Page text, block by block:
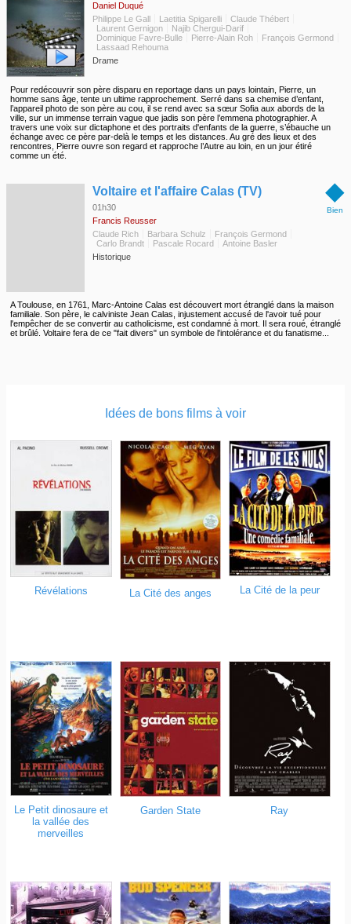
Daniel Duqué
Philippe Le Gall
Laetitia Spigarelli
Claude Thébert
Laurent Gernigon
Najib Chergui-Darif
Dominique Favre-Bulle
Pierre-Alain Roh
François Germond
Lassaad Rehouma
Drame
Pour redécouvrir son père disparu en reportage dans un pays lointain, Pierre, un
homme sans âge, tente un ultime rapprochement. Serré dans sa chemise d’enfant,
l’appareil photo de son père au cou, il se rend avec sa sœur Sofia aux abords de la
ville, sur un immense terrain vague que jadis son père l’emmena photographier. A
travers une voix sur dictaphone et des portraits d'enfants de la guerre, s’ébauche un
échange avec ce père par-delà le temps et les distances. Au gré des lieux et des
rencontres, Pierre ouvre son regard et rapproche l’Autre au loin, en un jour étiré
comme un été.
◆
Bien
Voltaire et l'affaire Calas (TV)
01h30
Francis Reusser
Claude Rich
Barbara Schulz
François Germond
Carlo Brandt
Pascale Rocard
Antoine Basler
Historique
A Toulouse, en 1761, Marc-Antoine Calas est découvert mort étranglé dans la maison
familiale. Son père, le calviniste Jean Calas, injustement accusé de l'avoir tué pour
l'empêcher de se convertir au catholicisme, est condamné à mort. Il sera roué, étranglé
et brûlé. Voltaire fera de ce "fait divers" un symbole de l'intolérance et du fanatisme...
Idées de bons films à voir
Révélations La Cité des anges La Cité de la peur
Le Petit dinosaure et
la vallée des
merveilles
Garden State Ray